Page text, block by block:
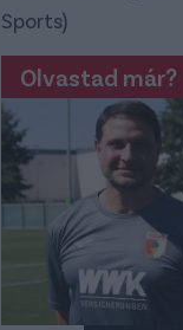
Sports)
Olvastad már?